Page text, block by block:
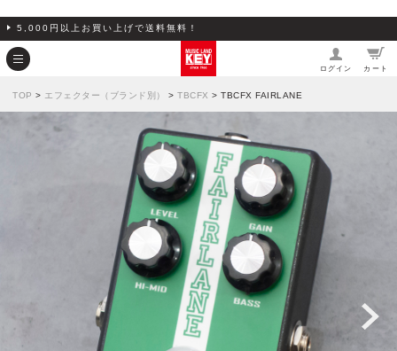
5,000円以上お買い上げで送料無料！
ログイン カート
TOP > エフェクター（ブランド別） > TBCFX > TBCFX FAIRLANE